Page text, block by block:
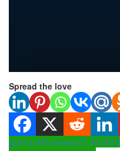
Spread the love
Навигация
Доктор Мясников 27.09.2025